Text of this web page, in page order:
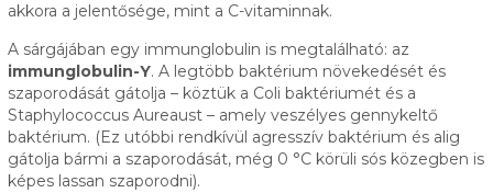
akkora a jelentősége, mint a C-vitaminnak.
A sárgájában egy immunglobulin is megtalálható: az
immunglobulin-Y. A legtöbb baktérium növekedését és
szaporodását gátolja – köztük a Coli baktériumét és a
Staphylococcus Aureaust – amely veszélyes gennykeltő
baktérium. (Ez utóbbi rendkívül agresszív baktérium és alig
gátolja bármi a szaporodását, még 0 °C körüli sós közegben is
képes lassan szaporodni).